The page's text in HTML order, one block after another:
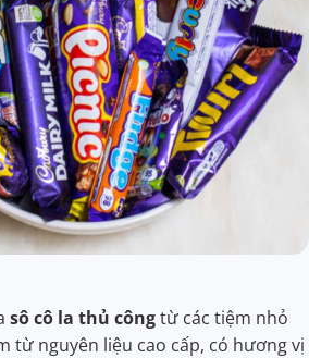
sô cô la thủ côngtừ các tiệm nhỏ
từ nguyên liệu cao cấp, có hương vị